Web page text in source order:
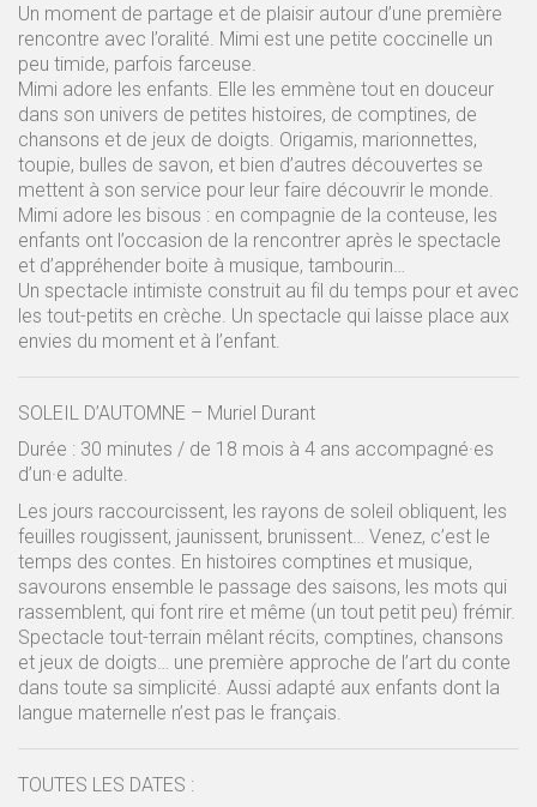
Un moment de partage et de plaisir autour d’une première
rencontre avec l’oralité. Mimi est une petite coccinelle un
peu timide, parfois farceuse.
Mimi adore les enfants. Elle les emmène tout en douceur
dans son univers de petites histoires, de comptines, de
chansons et de jeux de doigts. Origamis, marionnettes,
toupie, bulles de savon, et bien d’autres découvertes se
mettent à son service pour leur faire découvrir le monde.
Mimi adore les bisous : en compagnie de la conteuse, les
enfants ont l’occasion de la rencontrer après le spectacle
et d’appréhender boite à musique, tambourin…
Un spectacle intimiste construit au fil du temps pour et avec
les tout-petits en crèche. Un spectacle qui laisse place aux
envies du moment et à l’enfant.
SOLEIL D’AUTOMNE – Muriel Durant
Durée : 30 minutes / de 18 mois à 4 ans accompagné·es
d’un·e adulte.
Les jours raccourcissent, les rayons de soleil obliquent, les
feuilles rougissent, jaunissent, brunissent… Venez, c’est le
temps des contes. En histoires comptines et musique,
savourons ensemble le passage des saisons, les mots qui
rassemblent, qui font rire et même (un tout petit peu) frémir.
Spectacle tout-terrain mêlant récits, comptines, chansons
et jeux de doigts… une première approche de l’art du conte
dans toute sa simplicité. Aussi adapté aux enfants dont la
langue maternelle n’est pas le français.
TOUTES LES DATES :